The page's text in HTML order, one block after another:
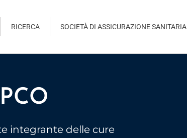
RICERCA SOCIETÀ DI ASSICURAZIONE SANITARIA
integrante delle cure